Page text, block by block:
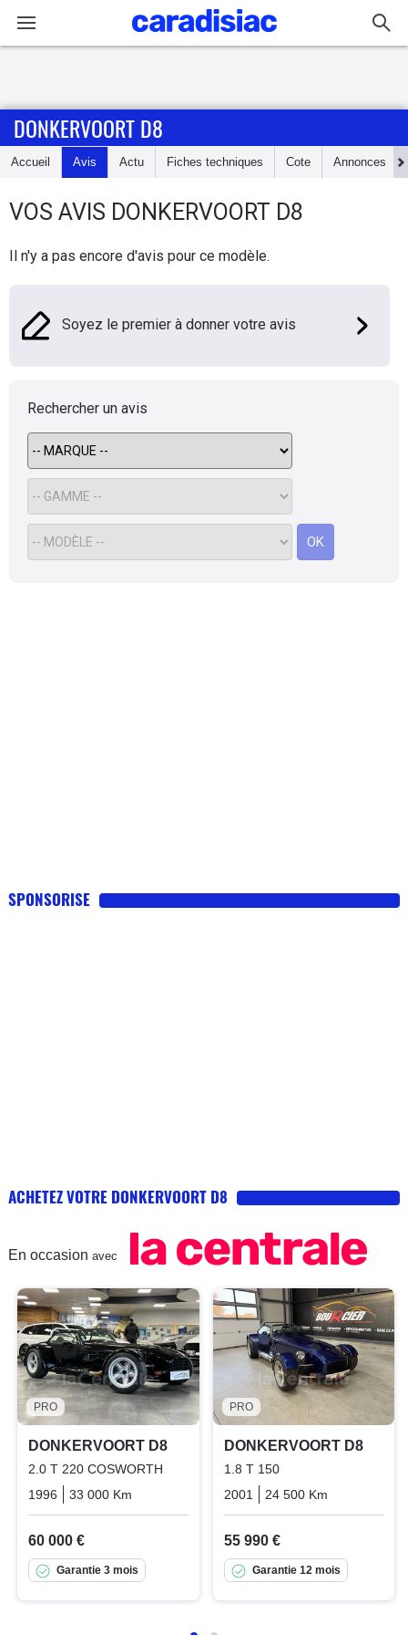
Accueil
Essais
Guide
Electriques
Flottes
Auto
Services
Forum
DONKERVOORT D8
Accueil Avis Actu Fiches techniques Cote Annonces
VOS AVIS DONKERVOORT D8
Il n'y a pas encore d'avis pour ce modèle.
Soyez le premier à donner votre avis
Rechercher un avis
OK
SPONSORISE
ACHETEZ VOTRE DONKERVOORT D8
En occasion avec
PRO
DONKERVOORT D8
2.0 T 220 COSWORTH
1996
33 000 Km Essence
60 000 €
Garantie 3 mois
PRO
DONKERVOORT D8
1.8 T 150
2001
24 500 Km
55 990 €
Garantie 12 mois